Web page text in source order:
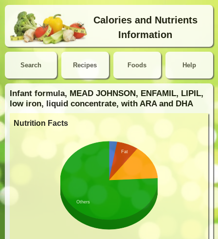
Calories and Nutrients
Information
Search Help
Recipes Foods
Infant formula, MEAD JOHNSON, ENFAMIL, LIPIL,
low iron, liquid concentrate, with ARA and DHA
Nutrition Facts
Fat
Others